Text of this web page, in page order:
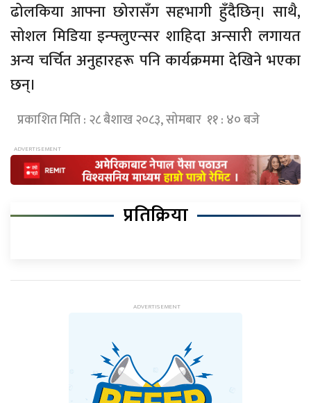
ढोलकिया आफ्ना छोरासँग सहभागी हुँदैछिन्। साथै,
सोशल मिडिया इन्फ्लुएन्सर शाहिदा अन्सारी लगायत
अन्य चर्चित अनुहारहरू पनि कार्यक्रममा देखिने भएका
छन्।
प्रकाशित मिति : २८ बैशाख २०८३, सोमबार ११ : ४० बजे
प्रतिक्रिया